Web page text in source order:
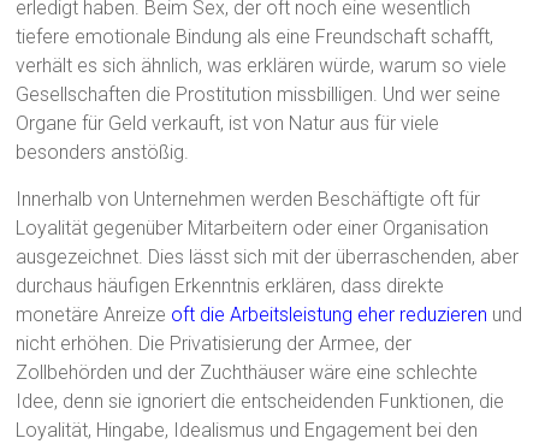
erledigt haben. Beim Sex, der oft noch eine wesentlich
tiefere emotionale Bindung als eine Freundschaft schafft,
verhält es sich ähnlich, was erklären würde, warum so viele
Gesellschaften die Prostitution missbilligen. Und wer seine
Organe für Geld verkauft, ist von Natur aus für viele
besonders anstößig.
Innerhalb von Unternehmen werden Beschäftigte oft für
Loyalität gegenüber Mitarbeitern oder einer Organisation
ausgezeichnet. Dies lässt sich mit der überraschenden, aber
durchaus häufigen Erkenntnis erklären, dass direkte
monetäre Anreize oft die Arbeitsleistung eher reduzieren und
nicht erhöhen. Die Privatisierung der Armee, der
Zollbehörden und der Zuchthäuser wäre eine schlechte
Idee, denn sie ignoriert die entscheidenden Funktionen, die
Loyalität, Hingabe, Idealismus und Engagement bei den